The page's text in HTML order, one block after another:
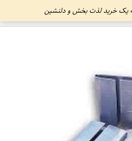
یک خرید لذت بخش و دلنشین